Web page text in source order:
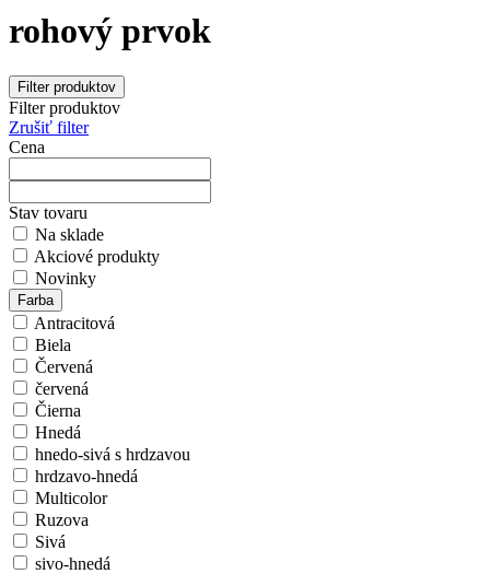
rohový prvok
Filter produktov
Filter produktov
Zrušiť filter
Cena
Stav tovaru
Na sklade
Akciové produkty
Novinky
Farba
Antracitová
Biela
Červená
červená
Čierna
Hnedá
hnedo-sivá s hrdzavou
hrdzavo-hnedá
Multicolor
Ruzova
Sivá
sivo-hnedá